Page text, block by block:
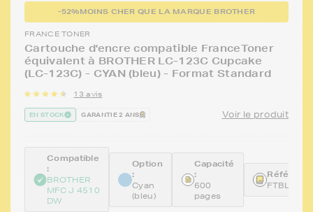
-52%MOINS CHER QUE LA MARQUE BROTHER
FRANCE TONER
Cartouche d'encre compatible FranceToner
équivalent à BROTHER LC-123C Cupcake
(LC-123C) - CYAN (bleu) - Format Standard
13 avis
EN STOCK GARANTIE 2 ANS Voir le produit
Compatible
:
BROTHER
MFC J 4510
DW
Option
:
Cyan
(bleu)
Capacité
:
600
pages